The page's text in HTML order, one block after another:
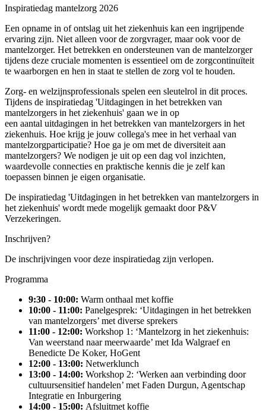
Inspiratiedag mantelzorg 2026
Een opname in of ontslag uit het ziekenhuis kan een ingrijpende
ervaring zijn. Niet alleen voor de zorgvrager, maar ook voor de
mantelzorger. Het betrekken en ondersteunen van de mantelzorger
tijdens deze cruciale momenten is essentieel om de zorgcontinuïteit
te waarborgen en hen in staat te stellen de zorg vol te houden.
Zorg- en welzijnsprofessionals spelen een sleutelrol in dit proces.
Tijdens de inspiratiedag 'Uitdagingen in het betrekken van
mantelzorgers in het ziekenhuis' gaan we in op
een aantal uitdagingen in het betrekken van mantelzorgers in het
ziekenhuis. Hoe krijg je jouw collega's mee in het verhaal van
mantelzorgparticipatie? Hoe ga je om met de diversiteit aan
mantelzorgers? We nodigen je uit op een dag vol inzichten,
waardevolle connecties en praktische kennis die je zelf kan
toepassen binnen je eigen organisatie.
De inspiratiedag 'Uitdagingen in het betrekken van mantelzorgers in
het ziekenhuis' wordt mede mogelijk gemaakt door P&V
Verzekeringen.
Inschrijven?
De inschrijvingen voor deze inspiratiedag zijn verlopen.
Programma
9:30 - 10:00: Warm onthaal met koffie
10:00 - 11:00: Panelgesprek: ‘Uitdagingen in het betrekken
van mantelzorgers’ met diverse sprekers
11:00 - 12:00: Workshop 1: ‘Mantelzorg in het ziekenhuis:
Van weerstand naar meerwaarde’ met Ida Walgraef en
Benedicte De Koker, HoGent
12:00 - 13:00: Netwerklunch
13:00 - 14:00: Workshop 2: ‘Werken aan verbinding door
cultuursensitief handelen’ met Faden Durgun, Agentschap
Integratie en Inburgering
14:00 - 15:00: Afsluitmet koffie